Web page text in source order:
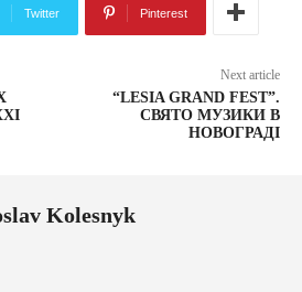
Twitter Pinterest
Next article
“LESIA GRAND FEST”.
СВЯТО МУЗИКИ В
НОВОГРАДІ
Kolesnyk